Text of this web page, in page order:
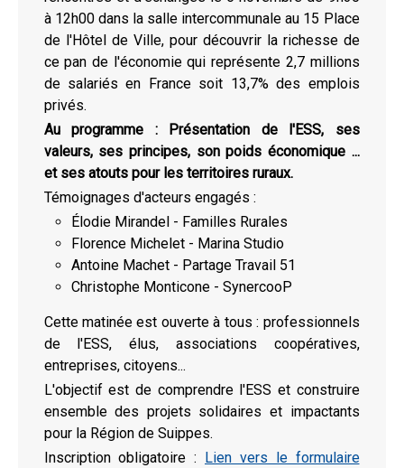
à 12h00 dans la salle intercommunale au 15 Place
de l'Hôtel de Ville, pour découvrir la richesse de
ce pan de l'économie qui représente 2,7 millions
de salariés en France soit 13,7% des emplois
privés.
Au programme : Présentation de l'ESS, ses
valeurs, ses principes, son poids économique ...
et ses atouts pour les territoires ruraux.
Témoignages d'acteurs engagés :
Élodie Mirandel - Familles Rurales
Florence Michelet - Marina Studio
Antoine Machet - Partage Travail 51
Christophe Monticone - SynercooP
Cette matinée est ouverte à tous : professionnels
de l'ESS, élus, associations coopératives,
entreprises, citoyens...
L'objectif est de comprendre l'ESS et construire
ensemble des projets solidaires et impactants
pour la Région de Suippes.
Inscription obligatoire :
Lien vers le formulaire